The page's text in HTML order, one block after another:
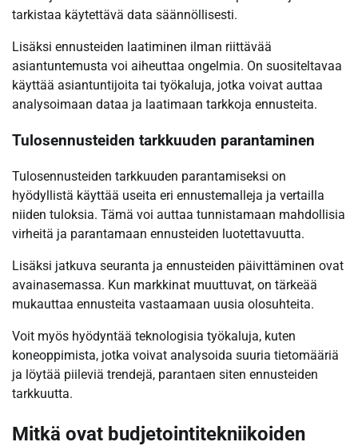
tarkistaa käytettävä data säännöllisesti.
Lisäksi ennusteiden laatiminen ilman riittävää
asiantuntemusta voi aiheuttaa ongelmia. On suositeltavaa
käyttää asiantuntijoita tai työkaluja, jotka voivat auttaa
analysoimaan dataa ja laatimaan tarkkoja ennusteita.
Tulosennusteiden tarkkuuden parantaminen
Tulosennusteiden tarkkuuden parantamiseksi on
hyödyllistä käyttää useita eri ennustemalleja ja vertailla
niiden tuloksia. Tämä voi auttaa tunnistamaan mahdollisia
virheitä ja parantamaan ennusteiden luotettavuutta.
Lisäksi jatkuva seuranta ja ennusteiden päivittäminen ovat
avainasemassa. Kun markkinat muuttuvat, on tärkeää
mukauttaa ennusteita vastaamaan uusia olosuhteita.
Voit myös hyödyntää teknologisia työkaluja, kuten
koneoppimista, jotka voivat analysoida suuria tietomääriä
ja löytää piileviä trendejä, parantaen siten ennusteiden
tarkkuutta.
Mitkä ovat budjetointitekniikoiden